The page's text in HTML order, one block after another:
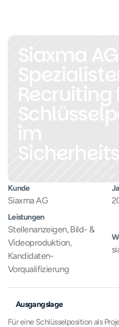
Siaxma AG
Kunde
Siaxma AG
Leistungen
Stellenanzeigen, Bild- &
Videoproduktion,
Kandidaten-
Vorqualifizierung
Ausgangslage
Für eine Schlüsselposition als